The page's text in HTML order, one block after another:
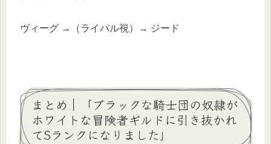
ヴィーグ →（ライバル視）→ ジード
まとめ｜「ブラックな騎士団の奴隷が
ホワイトな冒険者ギルドに引き抜かれ
てSランクになりました」